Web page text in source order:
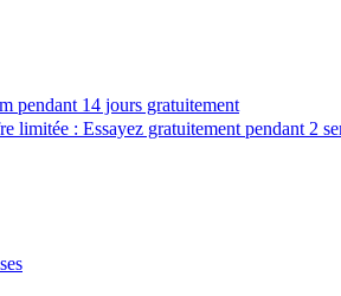
pendant 14 jours gratuitement
limitée : Essayez gratuitement pendant 2